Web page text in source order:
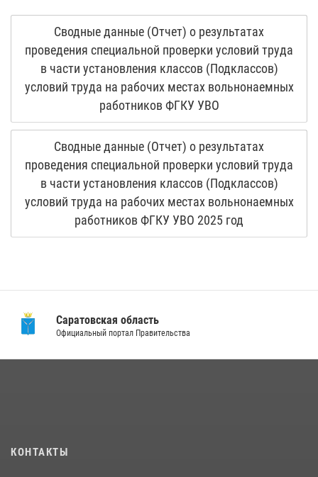
Сводные данные (Отчет) о результатах
проведения специальной проверки условий труда
в части установления классов (Подклассов)
условий труда на рабочих местах вольнонаемных
работников ФГКУ УВО
Сводные данные (Отчет) о результатах
проведения специальной проверки условий труда
в части установления классов (Подклассов)
условий труда на рабочих местах вольнонаемных
работников ФГКУ УВО 2025 год
Саратовская область
Официальный портал Правительства
КОНТАКТЫ